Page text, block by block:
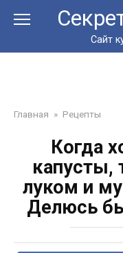
Сайт
Главная » Рецепты
Когда
капусты,
луком и
Делюсь